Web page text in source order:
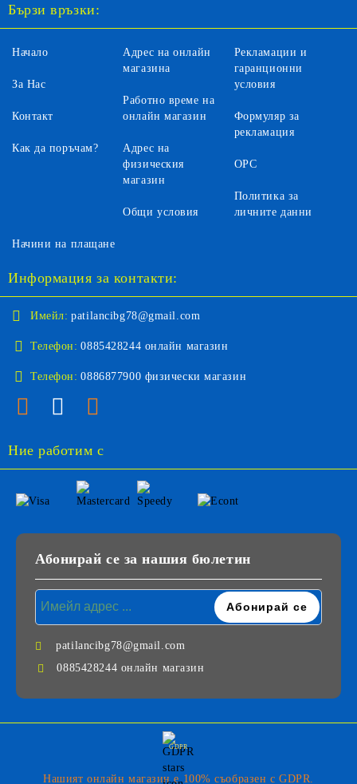
Бързи връзки:
Начало
За Нас
Контакт
Как да поръчам?
Адрес на онлайн
магазина
Работно време на
онлайн магазин
Адрес на
физическия
магазин
Общи условия
Рекламации и
гаранционни
условия
Формуляр за
рекламация
ОРС
Политика за
личните данни
Начини на плащане
Информация за контакти:
Имейл: patilancibg78@gmail.com
Телефон: 0885428244 онлайн магазин
Телефон: 0886877900 физически магазин
Ние работим с
Абонирай се за нашия бюлетин
patilancibg78@gmail.com
0885428244 онлайн магазин
GDPR
Нашият онлайн магазин е 100% съобразен с GDPR.